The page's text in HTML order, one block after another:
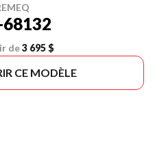
68132
de3 695 $
CE MODÈLE